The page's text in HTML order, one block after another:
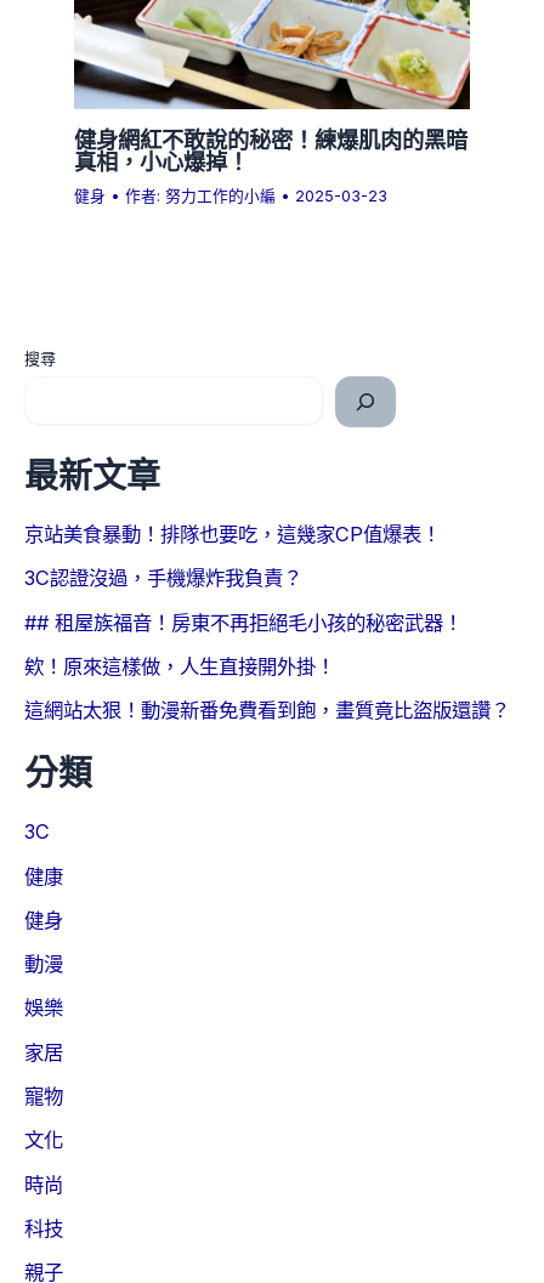
健身網紅不敢說的秘密！練爆肌肉的黑暗
真相，小心爆掉！
健身 • 作者:努力工作的小編 • 2025-03-23
搜尋
最新文章
京站美食暴動！排隊也要吃，這幾家CP值爆表！
3C認證沒過，手機爆炸我負責？
## 租屋族福音！房東不再拒絕毛小孩的秘密武器！
欸！原來這樣做，人生直接開外掛！
這網站太狠！動漫新番免費看到飽，畫質竟比盜版還讚？
分類
3C
健康
健身
動漫
娛樂
家居
寵物
文化
時尚
科技
親子